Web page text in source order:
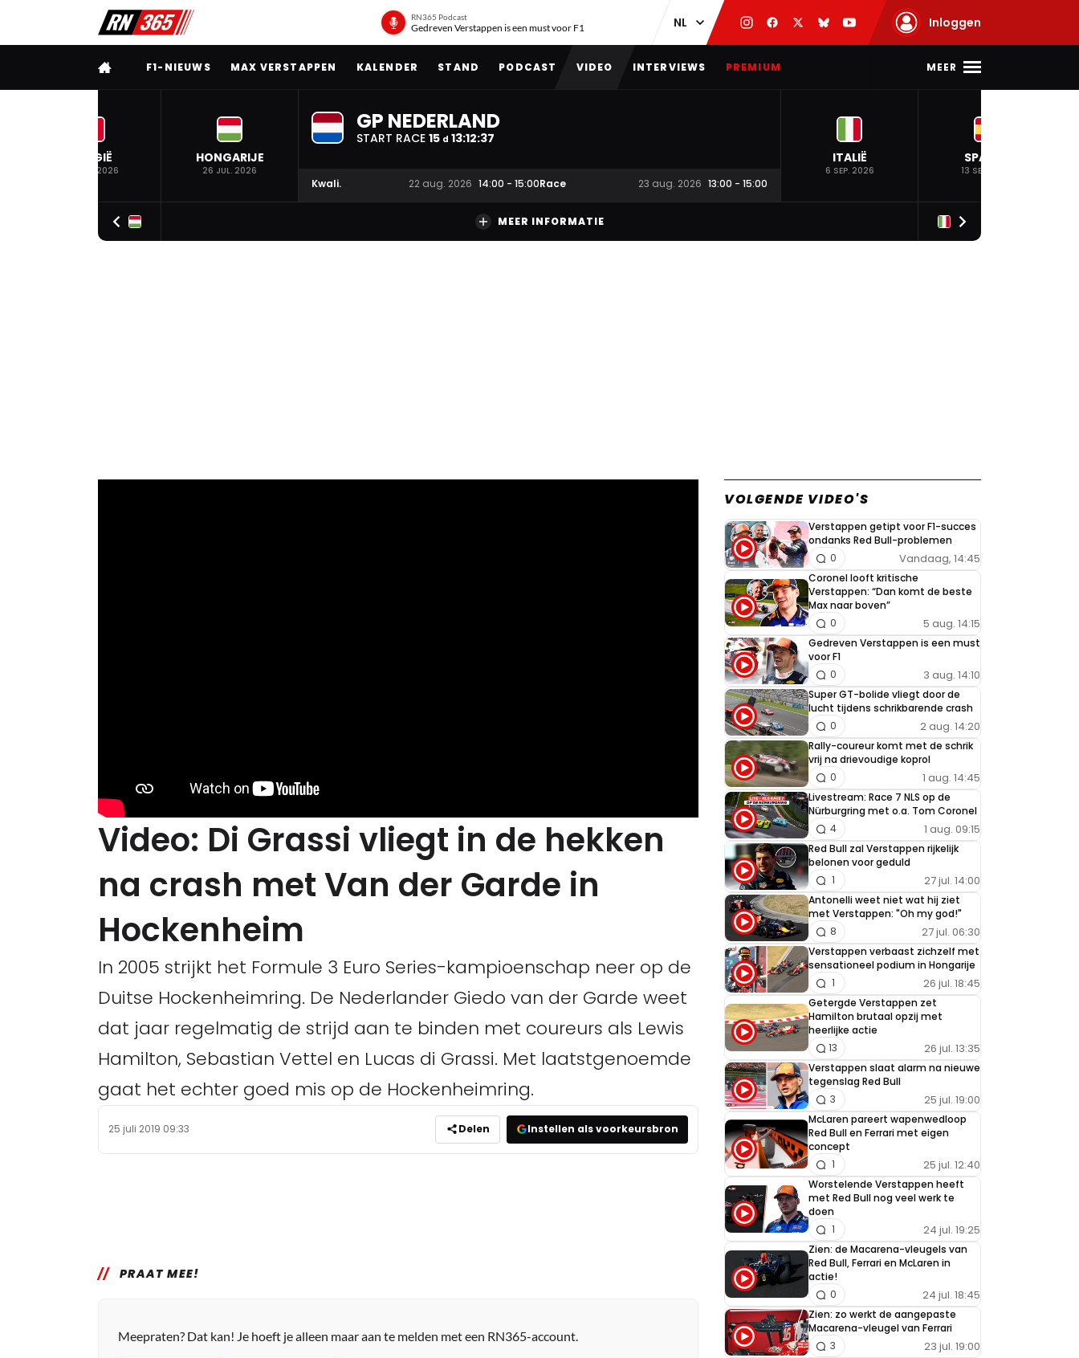
RN365 Podcast
Gedreven Verstappen is een must voor F1 Inloggen
VOLLEDIG MENU
F1-NIEUWS MAX VERSTAPPEN KALENDER STAND PODCAST VIDEO INTERVIEWS PREMIUM MEER
BELGIË
19 JUL. 2026
HONGARIJE
26 JUL. 2026
GP NEDERLAND
START RACE 15 d 13:12:36
Kwali. 22 aug. 2026 14:00 - 15:00Race 23 aug. 2026 13:00 - 15:00
ITALIË
6 SEP. 2026
SPANJE
13 SEP. 2026
MEER INFORMATIE
Video: Di Grassi vliegt in de hekken
na crash met Van der Garde in
Hockenheim
In 2005 strijkt het Formule 3 Euro Series-kampioenschap neer op de
Duitse Hockenheimring. De Nederlander Giedo van der Garde weet
dat jaar regelmatig de strijd aan te binden met coureurs als Lewis
Hamilton, Sebastian Vettel en Lucas di Grassi. Met laatstgenoemde
gaat het echter goed mis op de Hockenheimring.
25 juli 2019 09:33 Delen Instellen als voorkeursbron
PRAAT MEE!
Meepraten? Dat kan! Je hoeft je alleen maar aan te melden met een RN365-account.
VOLGENDE VIDEO'S
Verstappen getipt voor F1-succes
ondanks Red Bull-problemen
Vandaag, 14:45
0
Coronel looft kritische
Verstappen: “Dan komt de beste
Max naar boven”
5 aug. 14:15
0
Gedreven Verstappen is een must
voor F1
3 aug. 14:10
0
Super GT-bolide vliegt door de
lucht tijdens schrikbarende crash
2 aug. 14:20
0
Rally-coureur komt met de schrik
vrij na drievoudige koprol
1 aug. 14:45
0
Livestream: Race 7 NLS op de
Nürburgring met o.a. Tom Coronel
1 aug. 09:15
4
Red Bull zal Verstappen rijkelijk
belonen voor geduld
27 jul. 14:00
1
Antonelli weet niet wat hij ziet
met Verstappen: "Oh my god!"
27 jul. 06:30
8
Verstappen verbaast zichzelf met
sensationeel podium in Hongarije
26 jul. 18:45
1
Getergde Verstappen zet
Hamilton brutaal opzij met
heerlijke actie
26 jul. 13:35
13
Verstappen slaat alarm na nieuwe
tegenslag Red Bull
25 jul. 19:00
3
McLaren pareert wapenwedloop
Red Bull en Ferrari met eigen
concept
25 jul. 12:40
1
Worstelende Verstappen heeft
met Red Bull nog veel werk te
doen
24 jul. 19:25
1
Zien: de Macarena-vleugels van
Red Bull, Ferrari en McLaren in
actie!
24 jul. 18:45
0
Zien: zo werkt de aangepaste
Macarena-vleugel van Ferrari
23 jul. 19:00
3